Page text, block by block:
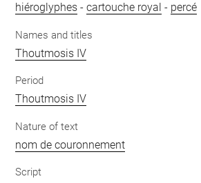
hiéroglyphes -cartouche royal - percé
Names and titles
Thoutmosis IV
Period
Thoutmosis IV
Nature of text
nom de couronnement
Script